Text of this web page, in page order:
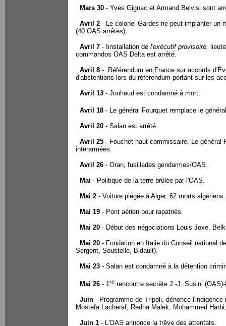
Mars 30 - Yves Gignac et Armand Belvisi sont
Avril 2 - Le colonel Gardes ne peut implanter un
(40 OAS arrêtes).
Avril 7 - Iinstallation de l'exécutif provisoire,
commandos OAS Delta est arrêté.
Avril 8 -
Référendum en France sur accords
d'abstentions lors du référendum portant sur les
Avril 13 - Jouhaud est condamné à mort.
Avril 18 - Le général Fourquet remplace le
Avril 20 - Salan est arrêté.
Avril 25 - Fouchet haut-commissaire. Le général
interarmées.
Avril 26 - Oran, fusillades gendarmes/OAS.
Mai - Politique de la terre brûlée par l'OAS.
Mai 2 - Voiture piégée à Alger. 62 morts algériens.
Mai 19 - Pont aérien pour rapatriés.
Mai 20 - Début des négociations Louis Joxe.
Mai 20 - Fondation en Italie du Conseil national
Sergent, Soustelle, Bidault).
Mai 23 - Salan est condamné à la détention
Mai 26 - 1re rencontre secrète J.-J. Susini
Juin - Programme de Tripoli, dénonce l'indigence
Mostefa Lacheraf, Redha Malek, Mohammed
Juin 1 - L'OAS annonce la trêve des attentats.